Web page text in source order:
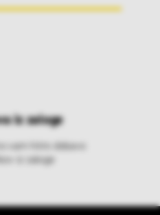
iz zaloge
vam hitro dobavo
iz zaloge